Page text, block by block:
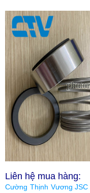
Liên hệ mua hàng:
Cường Thịnh Vương JSC